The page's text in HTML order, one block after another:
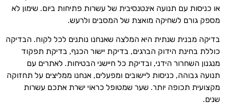
או כניסות עם תנועה אינטנסיבית של עשרות פתיחות ביום. שימון לא
מספק גורם לשחיקה מואצת של המסבים ולרעש.
בדיקה מבנית שנתית היא המלצה שאנחנו נותנים לכל לקוח. הבדיקה
כוללת בחינת הידוק הברגים, בדיקת יישור הכנף, בדיקת תפקוד
מנגנון השחרור הידני, ובדיקת כל חיישני הבטיחות. לאתרים עם
תנועה גבוהה, כניסות ליישובים ומפעלים, אנחנו ממליצים על תחזוקה
מקצועית תכופה יותר. שער שמטופל כראוי ישרת אתכם עשרות
שנים.